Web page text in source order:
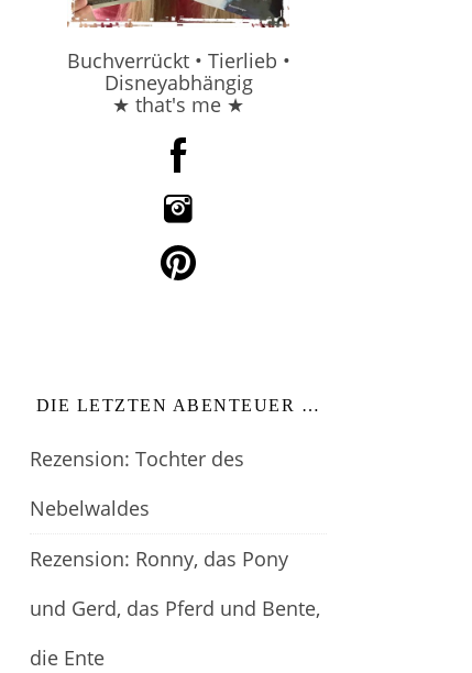
Buchverrückt • Tierlieb •
Disneyabhängig
★ that's me ★
DIE LETZTEN ABENTEUER …
Rezension: Tochter des
Nebelwaldes
Rezension: Ronny, das Pony
und Gerd, das Pferd und Bente,
die Ente